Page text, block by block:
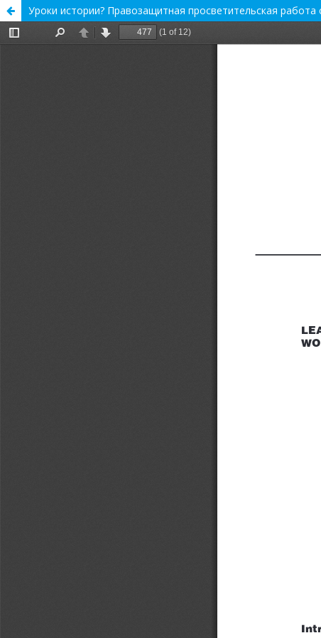
Уроки истории? Правозащитная просветительская работа